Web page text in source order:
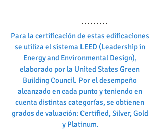
Para la certificación de estas edificaciones
se utiliza el sistema LEED (Leadership in
Energy and Environmental Design),
elaborado por la United States Green
Building Council. Por el desempeño
alcanzado en cada punto y teniendo en
cuenta distintas categorías, se obtienen
grados de valuación: Certified, Silver, Gold
y Platinum.